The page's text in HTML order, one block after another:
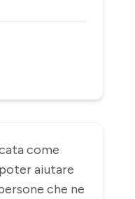
come
aiutare
che ne